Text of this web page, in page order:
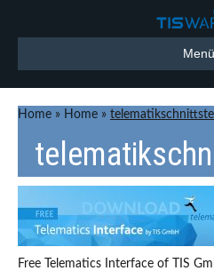
Menü
Home » Home »
Free Telematics Interface of TIS